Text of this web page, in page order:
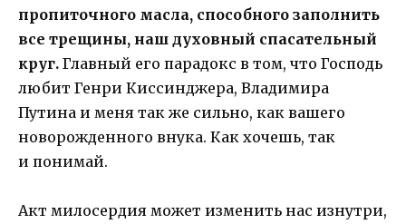
пропиточного масла, способного заполнить
все трещины, наш духовный спасательный
круг. Главный его парадокс в том, что Господь
любит Генри Киссинджера, Владимира
Путина и меня так же сильно, как вашего
новорожденного внука. Как хочешь, так
и понимай.
Акт милосердия может изменить нас изнутри,